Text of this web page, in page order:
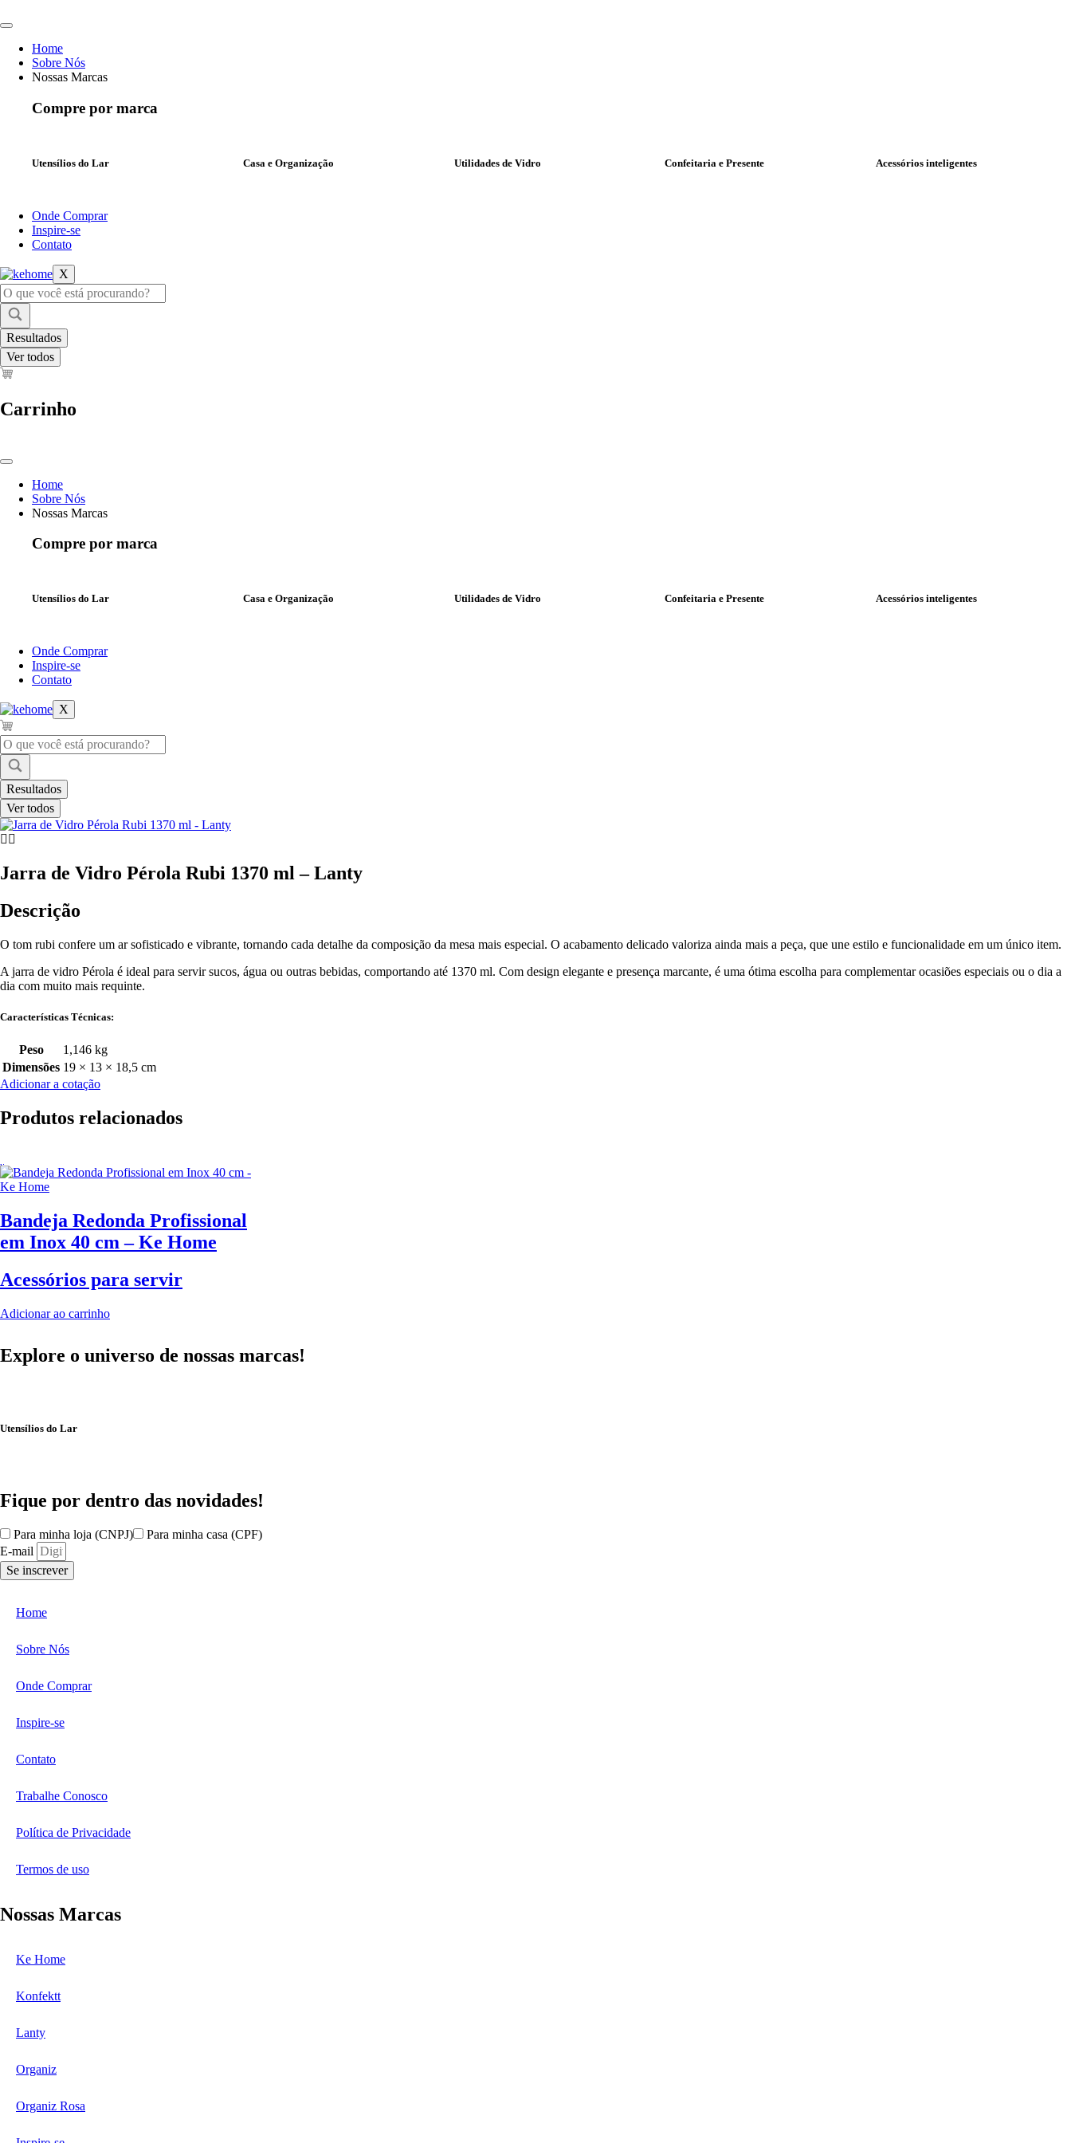
para
conteúdoHome
Sobre Nós
Nossas Marcas
Compre por marca
Utensílios do Lar Casa e Organização Utilidades de Vidro Confeitaria e Presente Acessórios inteligentes
Onde Comprar
Inspire-se
Contato
X
Pesquisar
...
Resultados
Ver todos
Carrinho
Home
Sobre Nós
Nossas Marcas
Compre por marca
Utensílios do Lar Casa e Organização Utilidades de Vidro Confeitaria e Presente Acessórios inteligentes
Onde Comprar
Inspire-se
Contato
X
Pesquisar
...
Resultados
Ver todos
Jarra de Vidro Pérola Rubi 1370 ml – Lanty
Descrição
O tom rubi confere um ar sofisticado e vibrante, tornando cada detalhe da composição da mesa mais especial. O acabamento delicado valoriza ainda mais a peça, que une estilo e funcionalidade em um único item.
A jarra de vidro Pérola é ideal para servir sucos, água ou outras bebidas, comportando até 1370 ml. Com design elegante e presença marcante, é uma ótima escolha para complementar ocasiões especiais ou o dia a
dia com muito mais requinte.
Características Técnicas:
Peso
1,146 kg
Dimensões 19 × 13 × 18,5 cm
Adicionar a cotação
Produtos relacionados
Bandeja Redonda Profissional
em Inox 40 cm – Ke Home
Acessórios para servir
Adicionar ao carrinho
Explore o universo de nossas marcas!
Utensílios do Lar
Fique por dentro das novidades!
Para minha loja (CNPJ)
Para minha casa (CPF)
E-mail
Se inscrever
Home
Sobre Nós
Onde Comprar
Inspire-se
Contato
Trabalhe Conosco
Política de Privacidade
Termos de uso
Nossas Marcas
Ke Home
Konfektt
Lanty
Organiz
Organiz Rosa